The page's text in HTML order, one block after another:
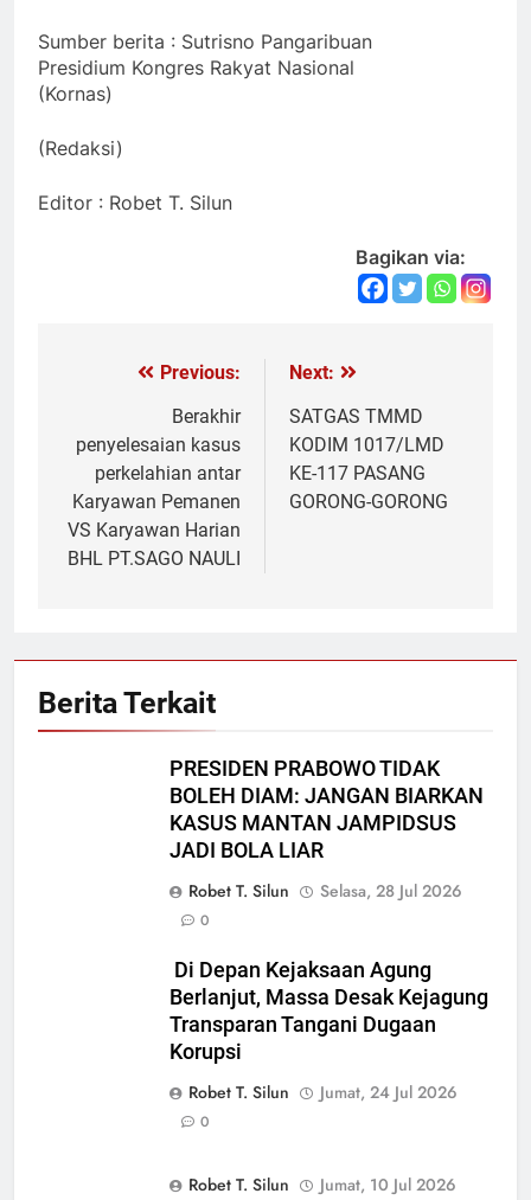
Sumber berita : Sutrisno Pangaribuan
Presidium Kongres Rakyat Nasional
(Kornas)
(Redaksi)
Editor : Robet T. Silun
Bagikan via:
NavigasiPrevious:
Berakhir
penyelesaian kasus
perkelahian antar
Karyawan Pemanen
VS Karyawan Harian
BHL PT.SAGO NAULI
Next:
SATGAS TMMD
KODIM 1017/LMD
KE-117 PASANG
GORONG-GORONG
Berita Terkait
PRESIDEN PRABOWO TIDAK
BOLEH DIAM: JANGAN BIARKAN
KASUS MANTAN JAMPIDSUS
JADI BOLA LIAR
Robet T. Silun
Selasa, 28 Jul 2026
0
Di Depan Kejaksaan Agung
Berlanjut, Massa Desak Kejagung
Transparan Tangani Dugaan
Korupsi
Robet T. Silun
Jumat, 24 Jul 2026
0
Robet T. Silun Jumat, 10 Jul 2026